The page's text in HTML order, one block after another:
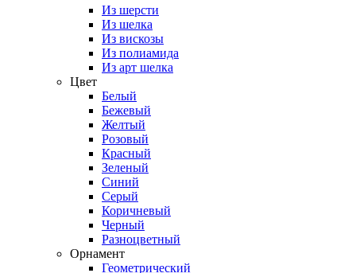
Из шерсти
Из шелка
Из вискозы
Из полиамида
Из арт шелка
Цвет
Белый
Бежевый
Желтый
Розовый
Красный
Зеленый
Синий
Серый
Коричневый
Черный
Разноцветный
Орнамент
Геометрический